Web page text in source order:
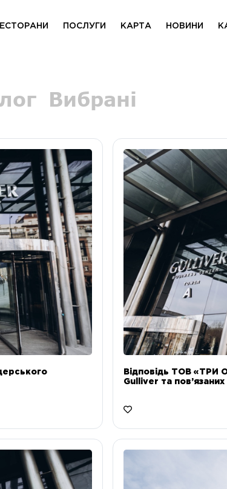
ПОСЛУГИ КАРТА НОВИНИ
Вибрані
Відповідь ТОВ «ТРИ
Gulliver та